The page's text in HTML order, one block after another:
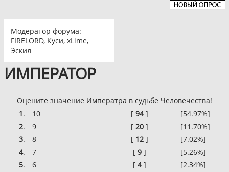
Модератор форума:
FIRELORD, Куси, xLime,
Эскил
ИМПЕРАТОР
Оцените значение Императра в судьбе Человечества!
1. 10 [ 94]
[54.97%]
2. 9 [ 20]
[11.70%]
3. 8 [ 12]
[7.02%]
4. 7 [ 9]
[5.26%]
5. 6 [ 4]
[2.34%]